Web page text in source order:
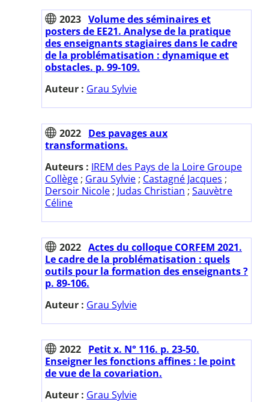
2023 Volume des séminaires et
posters de EE21. Analyse de la pratique
des enseignants stagiaires dans le cadre
de la problématisation : dynamique et
obstacles. p. 99-109.
Auteur : Grau Sylvie
2022 Des pavages aux
transformations.
Auteurs : IREM des Pays de la Loire Groupe
Collège ; Grau Sylvie ; Castagné Jacques ;
Dersoir Nicole ; Judas Christian ; Sauvètre
Céline
2022 Actes du colloque CORFEM 2021.
Le cadre de la problématisation : quels
outils pour la formation des enseignants ?
p. 89-106.
Auteur : Grau Sylvie
2022 Petit x. N° 116. p. 23-50.
Enseigner les fonctions affines : le point
de vue de la covariation.
Auteur : Grau Sylvie